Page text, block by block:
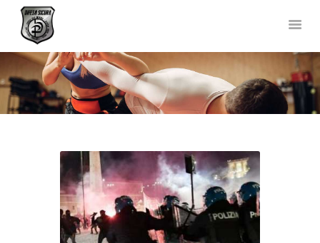
DIFESA SICURA KRAV MAGA
Corsi di Difesa Personale a Bergamo
HOME
CHI SIAMO
NEWS
FOTO E VIDEO
TEAM
COLLABORAZIONI